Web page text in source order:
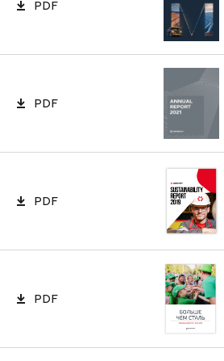
КЕЙСЫ
УСЛУГИ И РЕШЕНИЯ
БРОШЮРЫ И КАТАЛОГИ
PDF
PDF
PDF
PDF